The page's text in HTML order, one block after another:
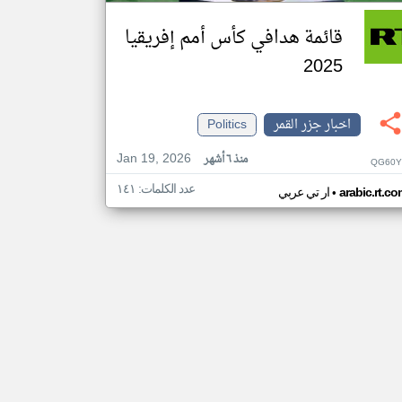
قائمة هدافي كأس أمم إفريقيا
2025
اخبار جزر القمر
Politics
Jan 19, 2026
منذ ٦ أشهر
ار تي عربي• عدد الكلمات: ١٤١